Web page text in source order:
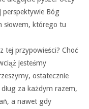
perspektywie Bóg
którego tu
tej przypowieści? Choć
jesteśmy
ostatecznie
za każdym razem,
a nawet gdy